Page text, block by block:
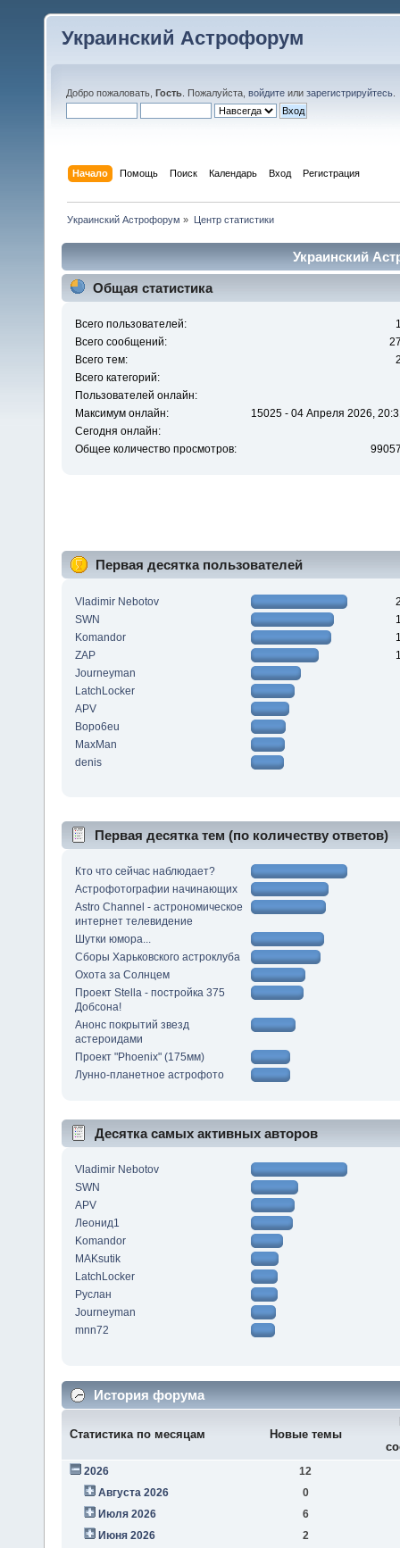
Украинский Астрофорум
Добро пожаловать, Гость . Пожалуйста, войдите или зарегистрируйтесь
Начало Помощь Поиск Календарь Вход Регистрация
Украинский Астрофорум » Центр статистики
Украинский
Общая статистика
Всего пользователей:
Всего сообщений:
Всего тем:
Всего категорий:
Пользователей онлайн:
Максимум онлайн:
15025 - 04 Апреля 2026,
Сегодня онлайн:
Общее количество просмотров:
Первая десятка пользователей
Vladimir Nebotov
SWN
Komandor
ZAP
Journeyman
LatchLocker
APV
Bopo6eu
MaxMan
denis
Первая десятка тем (по количеству ответов)
Кто что сейчас наблюдает?
Астрофотографии начинающих
Astro Channel - астрономическое
интернет телевидение
Шутки юмора...
Сборы Харьковского астроклуба
Охота за Солнцем
Проект Stella - постройка 375
Добсона!
Анонс покрытий звезд
астероидами
Проект "Phoenix" (175мм)
Лунно-планетное астрофото
Десятка самых активных авторов
Vladimir Nebotov
SWN
APV
Леонид1
Komandor
MAKsutik
LatchLocker
Руслан
Journeyman
mnn72
История форума
Статистика по месяцам Новые темы
2026
12
Августа 2026
0
Июля 2026
6
Июня 2026
2